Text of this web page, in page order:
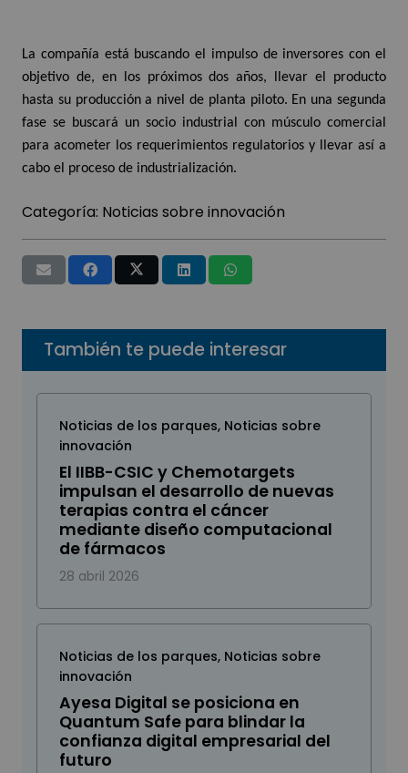
La compañía está buscando el impulso de inversores con el
objetivo de, en los próximos dos años, llevar el producto
hasta su producción a nivel de planta piloto. En una segunda
fase se buscará un socio industrial con músculo comercial
para acometer los requerimientos regulatorios y llevar así a
cabo el proceso de industrialización.
Categoría: Noticias sobre innovación
También te puede interesar
Noticias de los parques, Noticias sobre
innovación
El IIBB-CSIC y Chemotargets
impulsan el desarrollo de nuevas
terapias contra el cáncer
mediante diseño computacional
de fármacos
28 abril 2026
Noticias de los parques, Noticias sobre
innovación
Ayesa Digital se posiciona en
Quantum Safe para blindar la
confianza digital empresarial del
futuro